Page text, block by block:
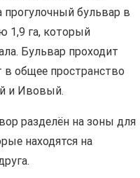
прогулочный бульвар в
1,9 га, который
Бульвар проходит
в общее пространство
и Ивовый.
разделён на зоны для
находятся на